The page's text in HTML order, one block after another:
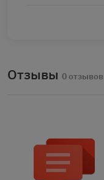
Отзывы 0 отзывов